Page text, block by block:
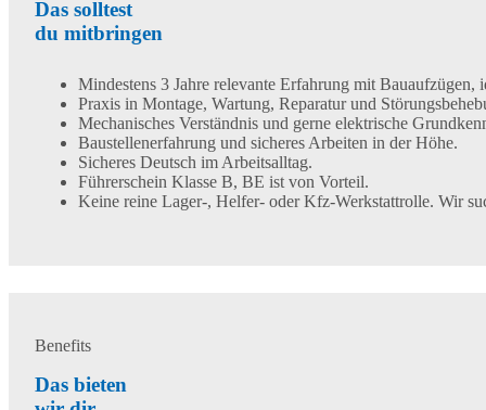
Das solltest
du mitbringen
Mindestens 3 Jahre relevante Erfahrung mit Bauaufzügen,
Praxis in Montage, Wartung, Reparatur und
Mechanisches Verständnis und gerne elektrische
Baustellenerfahrung und sicheres Arbeiten in der Höhe.
Sicheres Deutsch im Arbeitsalltag.
Führerschein Klasse B, BE ist von Vorteil.
Keine reine Lager-, Helfer- oder Kfz-Werkstattrolle. Wir
Benefits
Das bieten